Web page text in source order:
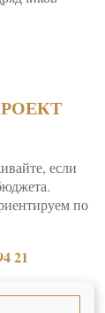
если
по
21